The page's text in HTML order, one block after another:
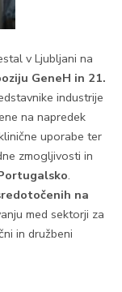
v Ljubljani na
GeneH in 21.
industrije
na napredek
uporabe ter
zmogljivosti in
.
na
med sektorji za
in družbeni